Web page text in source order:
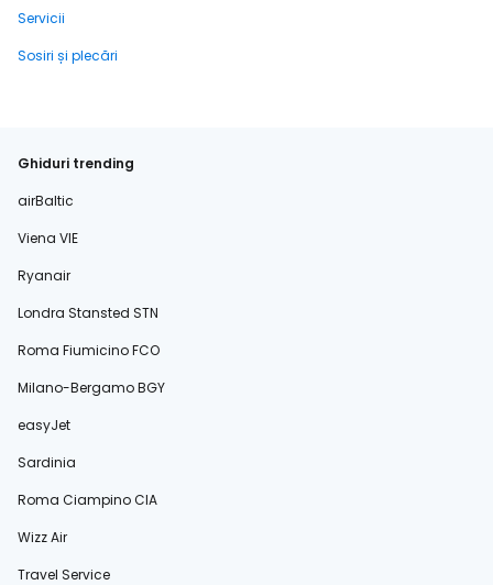
Servicii
Sosiri și plecări
Ghiduri trending
airBaltic
Viena VIE
Ryanair
Londra Stansted STN
Roma Fiumicino FCO
Milano-Bergamo BGY
easyJet
Sardinia
Roma Ciampino CIA
Wizz Air
Travel Service